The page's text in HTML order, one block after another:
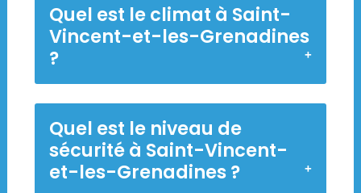
Quel est le climat à Saint-
Vincent-et-les-Grenadines
?
Quel est le niveau de
sécurité à Saint-Vincent-
et-les-Grenadines ?